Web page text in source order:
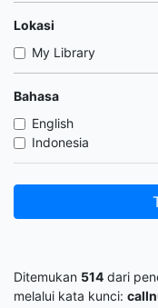
Lokasi
My Library
Bahasa
English
Indonesia
Ditemukan 514 dari
melalui kata kunci: